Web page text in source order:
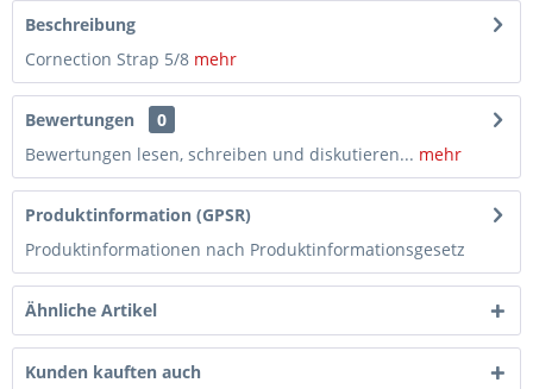
Beschreibung
Cornection Strap 5/8 mehr
Bewertungen
0
Bewertungen lesen, schreiben und diskutieren... mehr
Produktinformation (GPSR)
Produktinformationen nach Produktinformationsgesetz
Ähnliche Artikel
Kunden kauften auch